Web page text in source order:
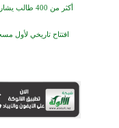
منطقة ريبوفسي
القرآن والتربية في صدارة